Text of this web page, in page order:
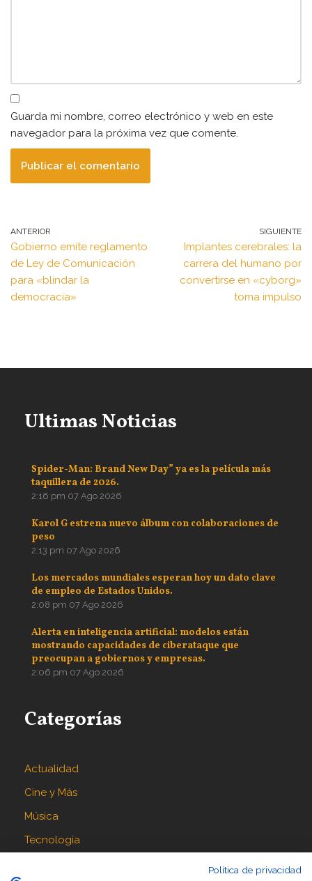
Guarda mi nombre, correo electrónico y web en este
navegador para la próxima vez que comente.
ANTERIOR
Gobierno emite reglamento
de Ley de Comunicación
para «blindar la
democracia»
SIGUIENTE
Implantes cerebrales: la
carrera del humano por
convertirse en «cyborg»
toma impulso
Ultimas Noticias
Spider-Man: Brand New Day” ya es la película más
taquillera de 2026.
2:16 pm 07 Ago 2026
Karol G estrena nuevo álbum con colaboraciones de
peso
2:13 pm 07 Ago 2026
Los mercados mundiales esperan hoy un dato clave
de empleo de Estados Unidos.
2:08 pm 07 Ago 2026
Alerta en inteligencia artificial: modelos están
mostrando capacidades de ciberataque que
preocupan a gobiernos y empresas.
2:06 pm 07 Ago 2026
Categorías
Actualidad
Cine y Más
Música
Tecnología
Política de privacidad